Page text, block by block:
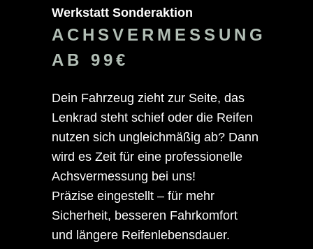
Werkstatt Sonderaktion
ACHSVERMESSUNG
AB 99€
Dein Fahrzeug zieht zur Seite, das
Lenkrad steht schief oder die Reifen
nutzen sich ungleichmäßig ab? Dann
wird es Zeit für eine professionelle
Achsvermessung bei uns!
Präzise eingestellt – für mehr
Sicherheit, besseren Fahrkomfort
und längere Reifenlebensdauer.